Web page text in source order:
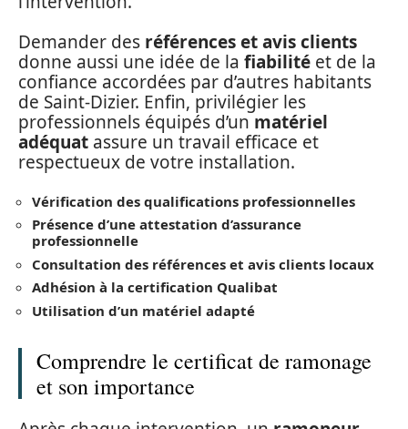
Demander des références et avis clients
donne aussi une idée de la fiabilité et de la
confiance accordées par d’autres habitants
de Saint-Dizier. Enfin, privilégier les
professionnels équipés d’un matériel
adéquat assure un travail efficace et
respectueux de votre installation.
Vérification des qualifications professionnelles
Présence d’une attestation d’assurance
professionnelle
Consultation des références et avis clients locaux
Adhésion à la certification Qualibat
Utilisation d’un matériel adapté
Comprendre le certificat de ramonage
et son importance